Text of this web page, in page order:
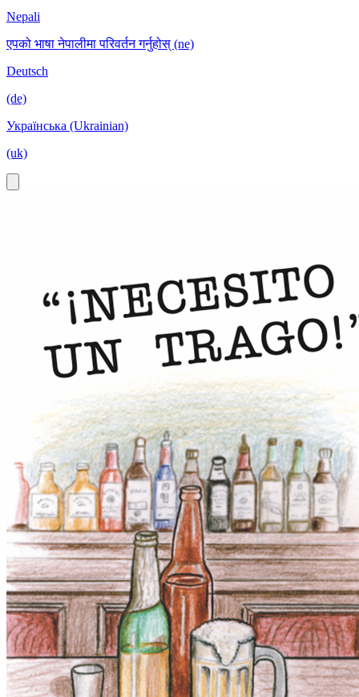
Nepali
एपको भाषा नेपालीमा परिवर्तन गर्नुहोस् (ne)
Deutsch
(de)
Українська (Ukrainian)
(uk)